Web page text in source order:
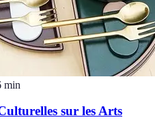
min
sur les Arts